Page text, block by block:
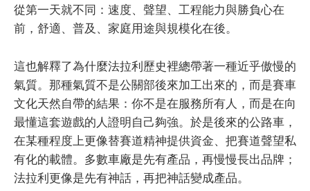
從第一天就不同：速度、聲望、工程能力與勝負心在
前，舒適、普及、家庭用途與規模化在後。
這也解釋了為什麼法拉利歷史裡總帶著一種近乎傲慢的
氣質。那種氣質不是公關部後來加工出來的，而是賽車
文化天然自帶的結果：你不是在服務所有人，而是在向
最懂這套遊戲的人證明自己夠強。於是後來的公路車，
在某種程度上更像替賽道精神提供資金、把賽道聲望私
有化的載體。多數車廠是先有產品，再慢慢長出品牌；
法拉利更像是先有神話，再把神話變成產品。